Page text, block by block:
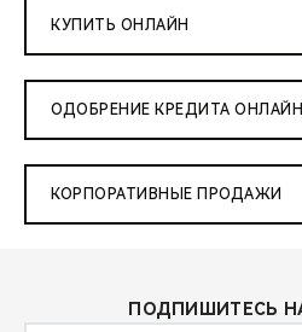
КУПИТЬ ОНЛАЙН
ОДОБРЕНИЕ КРЕДИТА ОНЛАЙН
КОРПОРАТИВНЫЕ ПРОДАЖИ
ПОДПИШИТЕСЬ